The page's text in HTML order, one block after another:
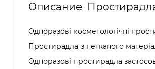
Описание Простирадла
Одноразові косметологічні
Простирадла з нетканого
Одноразові простирадла